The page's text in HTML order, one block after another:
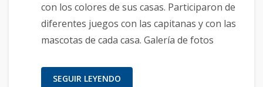
con los colores de sus casas. Participaron de
diferentes juegos con las capitanas y con las
mascotas de cada casa. Galería de fotos
SEGUIR LEYENDO